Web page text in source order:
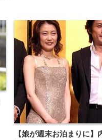
【娘が週末お泊まりに】